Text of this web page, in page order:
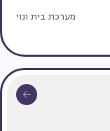
מערכת בית ונוי